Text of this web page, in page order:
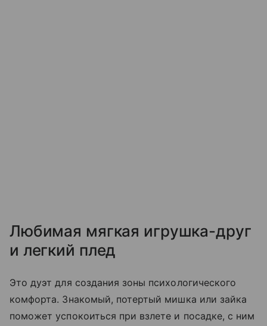
Любимая мягкая игрушка-друг
и легкий плед
Это дуэт для создания зоны психологического
комфорта. Знакомый, потертый мишка или зайка
поможет успокоиться при взлете и посадке, с ним